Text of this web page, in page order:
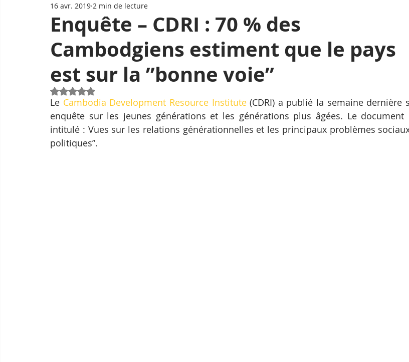
Enquête – CDRI : 70 % des
Cambodgiens estiment que le pays
est sur la ”bonne voie”
16 avr. 2019 2 min de lecture
Noté NaN étoiles sur 5.
Le Cambodia Development Resource Institute (CDRI) a publié la semaine dernière
enquête sur les jeunes générations et les générations plus âgées. Le document
intitulé : Vues sur les relations générationnelles et les principaux problèmes
politiques”.